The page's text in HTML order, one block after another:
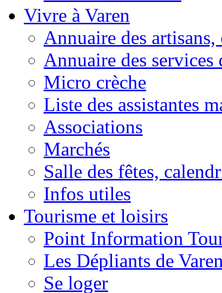
Vivre à Varen
Annuaire des
Annuaire des services
Micro crèche
Liste des assistantes
Associations
Marchés
Salle des fêtes,
Infos utiles
Tourisme et loisirs
Point Information
Les Dépliants de
Se loger